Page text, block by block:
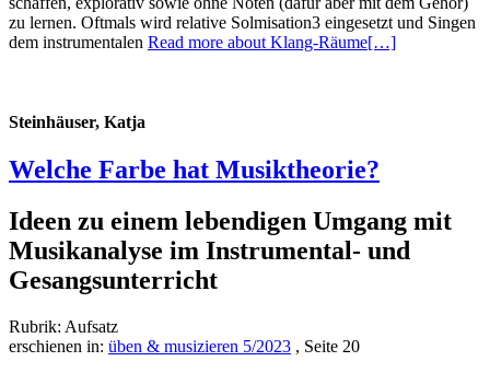
zu lernen. Oftmals wird relative Solmisation3 eingesetzt und Singen
dem instrumentalen Read more about Klang-Räume[…]
Steinhäuser, Katja
Welche Farbe hat Musiktheorie?
Ideen zu einem lebendigen Umgang mit
Musikanalyse im Instrumental- und
Gesangsunterricht
Rubrik: Aufsatz
erschienen in: üben & musizieren 5/2023 , Seite 20